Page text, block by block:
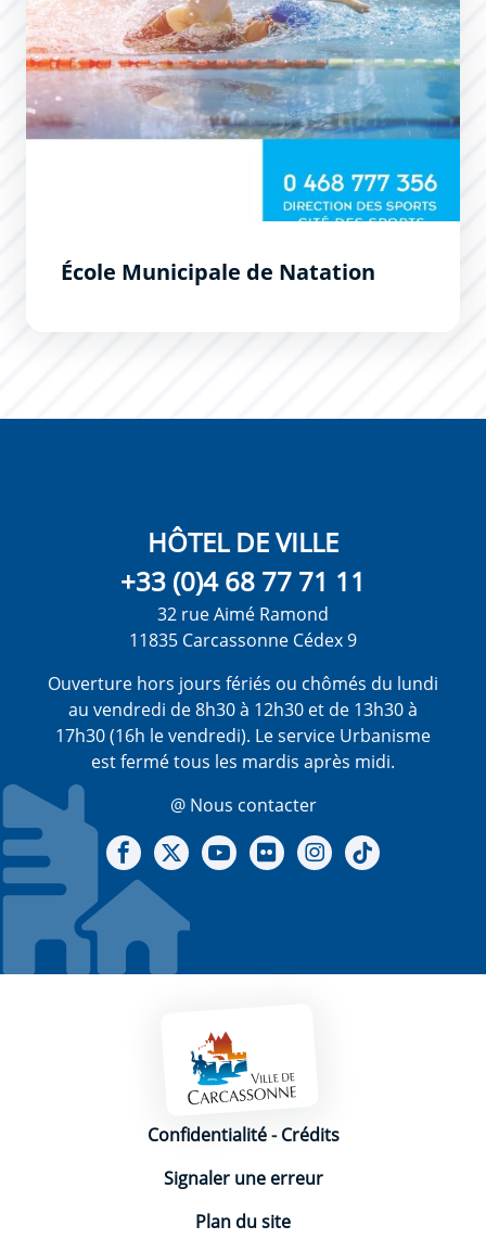
École Municipale de Natation
HÔTEL DE VILLE
+33 (0)4 68 77 71 11
32 rue Aimé Ramond
11835 Carcassonne Cédex 9
Ouverture hors jours fériés ou chômés du lundi
au vendredi de 8h30 à 12h30 et de 13h30 à
17h30 (16h le vendredi). Le service Urbanisme
est fermé tous les mardis après midi.
@ Nous contacter
Notre Facebook
Notre X - (twitter)
Notre chaine Youtube
Notre Gallerie sur Flickr
Notre Instagram
Mentions légales
Confidentialité-Crédits
Signaler une erreur
Plan du site